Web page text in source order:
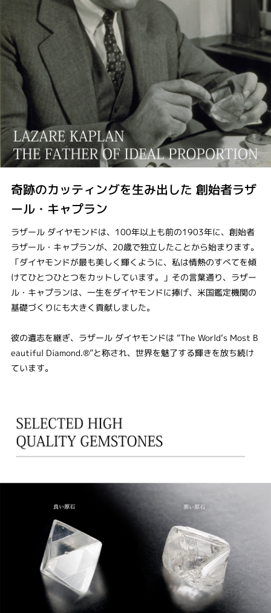
奇跡のカッティングを生み出した 創始者ラザ
ール・キャプラン
ラザール ダイヤモンドは、100年以上も前の1903年に、創始者
ラザール・キャプランが、20歳で独立したことから始まります。
「ダイヤモンドが最も美しく輝くように、私は情熱のすべてを傾
けてひとつひとつをカットしています。」その言葉通り、ラザー
ル・キャプランは、一生をダイヤモンドに捧げ、米国鑑定機関の
基礎づくりにも大きく貢献しました。
彼の遺志を継ぎ、ラザール ダイヤモンドは “The World‘s Most B
eautiful Diamond.®”と称され、世界を魅了する輝きを放ち続け
ています。